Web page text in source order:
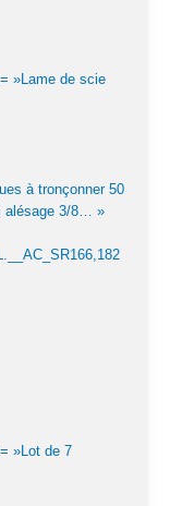
»Lame de scie
à tronçonner 50
alésage 3/8… »
»Lot de 7